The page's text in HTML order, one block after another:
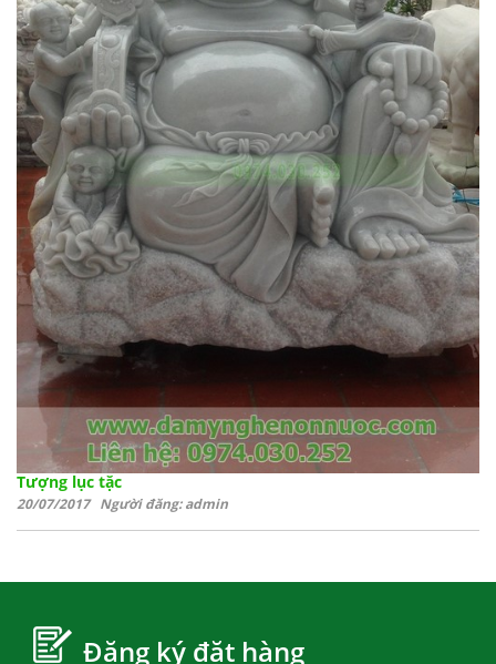
Tượng lục tặc
20/07/2017 Người đăng: admin
Đăng ký đặt hàng